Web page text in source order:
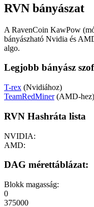
RVN bányászat
A RavenCoin KawPow
bányászható Nvidia és
algo.
Legjobb bányász
T-rex (Nvidiához)
TeamRedMiner(AMD-hez)
RVN Hashráta lista
NVIDIA:
AMD:
DAG mérettáblázat:
Blokk magasság:
0
375000